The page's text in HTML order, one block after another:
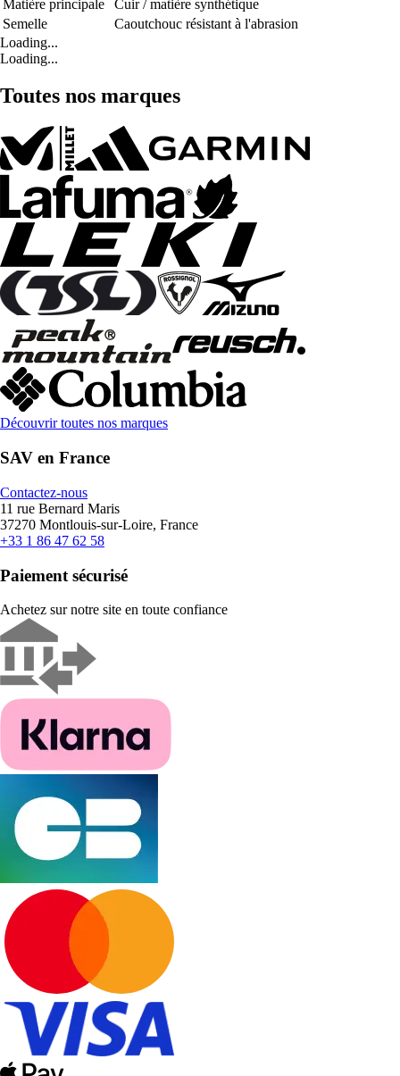
Matière principale
Cuir / matière synthétique
Semelle
Caoutchouc résistant à l'abrasion
Loading...
Loading...
Toutes nos marques
Découvrir toutes nos marques
SAV en France
Contactez-nous
11 rue Bernard Maris
37270 Montlouis-sur-Loire, France
+33 1 86 47 62 58
Paiement sécurisé
Achetez sur notre site en toute confiance